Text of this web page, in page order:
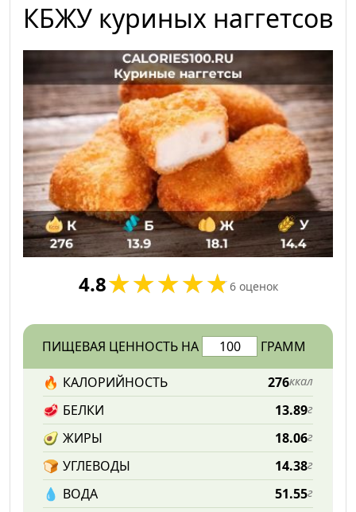
КБЖУ куриных наггетсов
4.8 6 оценок
ПИЩЕВАЯ ЦЕННОСТЬ НА ГРАММ
🔥 КАЛОРИЙНОСТЬ 276ккал
🥩 БЕЛКИ 13.89г
🥑 ЖИРЫ 18.06г
🍞 УГЛЕВОДЫ 14.38г
💧️ ВОДА 51.55г